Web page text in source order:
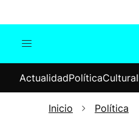
Internacional
ActualidadPolíticaCultura
Inicio Política